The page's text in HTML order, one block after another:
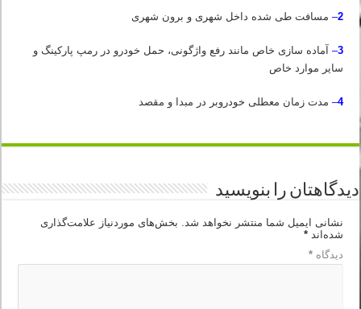
2
– مسافت طی شده داخل شهری و برون شهری
3
– آماده سازی خاص مانند رفع واژگونی، حمل خودرو در رمپ پارکینگ و
سایر موارد خاص
4
– مدت زمان معطلی خودروبر در مبدا و مقصد
دیدگاهتان را بنویسید
نشانی ایمیل شما منتشر نخواهد شد.
بخش‌های موردنیاز علامت‌گذاری
شده‌اند*
دیدگاه*